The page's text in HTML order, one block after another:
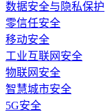
数据安全与隐私保护
零信任安全
移动安全
工业互联网安全
物联网安全
智慧城市安全
5G安全